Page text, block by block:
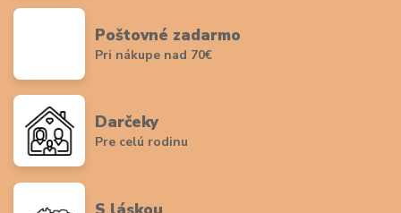
Poštovné zadarmo
Pri nákupe nad 70€
Darčeky
Pre celú rodinu